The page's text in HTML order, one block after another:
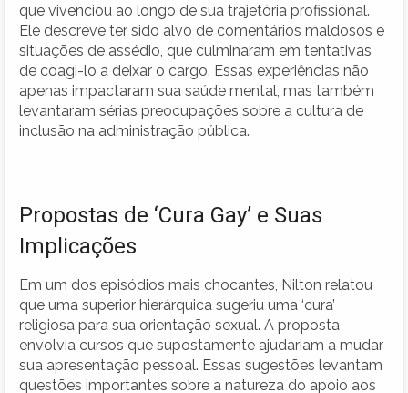
que vivenciou ao longo de sua trajetória profissional.
Ele descreve ter sido alvo de comentários maldosos e
situações de assédio, que culminaram em tentativas
de coagi-lo a deixar o cargo. Essas experiências não
apenas impactaram sua saúde mental, mas também
levantaram sérias preocupações sobre a cultura de
inclusão na administração pública.
Propostas de ‘Cura Gay’ e Suas
Implicações
Em um dos episódios mais chocantes, Nilton relatou
que uma superior hierárquica sugeriu uma ‘cura’
religiosa para sua orientação sexual. A proposta
envolvia cursos que supostamente ajudariam a mudar
sua apresentação pessoal. Essas sugestões levantam
questões importantes sobre a natureza do apoio aos